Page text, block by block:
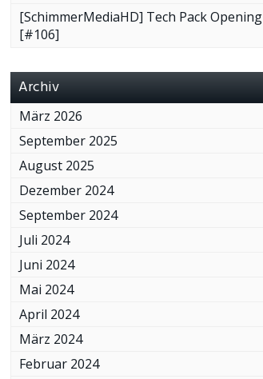
[SchimmerMediaHD] Tech Pack Opening
[#106]
Archiv
März 2026
September 2025
August 2025
Dezember 2024
September 2024
Juli 2024
Juni 2024
Mai 2024
April 2024
März 2024
Februar 2024